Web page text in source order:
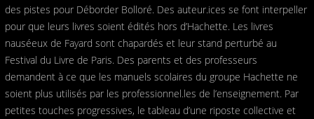
des pistes pour Déborder Bolloré. Des auteur.ices se font interpeller
pour que leurs livres soient édités hors d’Hachette. Les livres
nauséeux de Fayard sont chapardés et leur stand perturbé au
Festival du Livre de Paris. Des parents et des professeurs
demandent à ce que les manuels scolaires du groupe Hachette ne
soient plus utilisés par les professionnel.les de l’enseignement. Par
petites touches progressives, le tableau d’une riposte collective et